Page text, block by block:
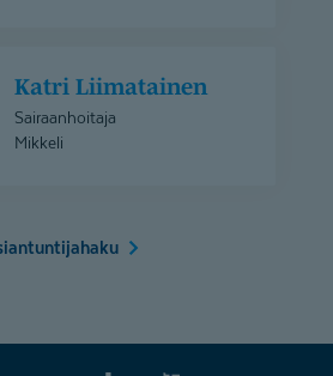
Katri Liimatainen
Sairaanhoitaja
Mikkeli